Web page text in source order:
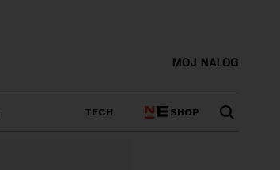
MOJ NALOG
TECH SHOP